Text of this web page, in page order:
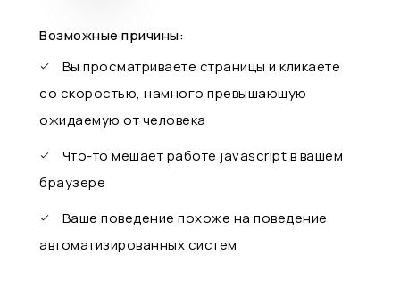
Возможные причины:
Вы просматриваете страницы и кликаете
со скоростью, намного превышающую
ожидаемую от человека
Что-то мешает работе javascript в вашем
браузере
Ваше поведение похоже на поведение
автоматизированных систем